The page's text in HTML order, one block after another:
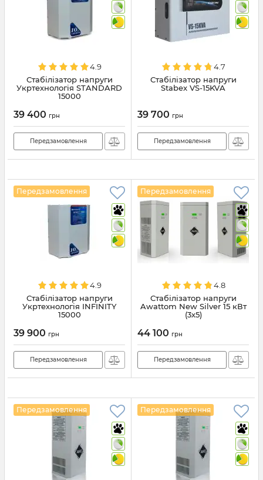
4.9
Стабілізатор напруги
Укртехнологія STANDARD
15000
39 400 грн
Передзамовлення
4.7
Стабілізатор напруги
Stabex VS-15KVA
39 700 грн
Передзамовлення
Передзамовлення
4.9
Стабілізатор напруги
Укртехнологія INFINITY
15000
39 900 грн
Передзамовлення
Передзамовлення
4.8
Стабілізатор напруги
Awattom New Silver 15 кВт
(3х5)
44 100 грн
Передзамовлення
Передзамовлення Передзамовлення